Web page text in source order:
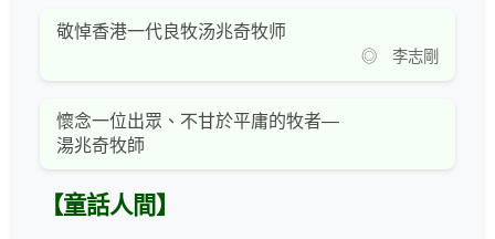
敬悼香港一代良牧汤兆奇牧师
◎ 李志剛
懷念一位出眾、不甘於平庸的牧者—
湯兆奇牧師
【童話人間】